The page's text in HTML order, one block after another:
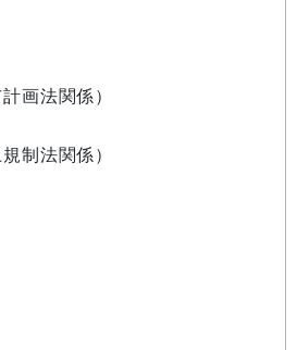
画法関係）
制法関係）